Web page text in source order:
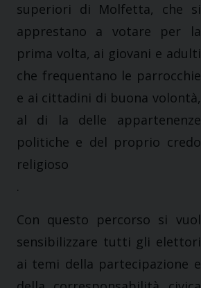
superiori di Molfetta, che si
apprestano a votare per la
prima volta, ai giovani e adulti
che frequentano le parrocchie
e ai cittadini di buona volontà,
al di la delle appartenenze
politiche e del proprio credo
religioso
.
Con questo percorso si vuol
sensibilizzare tutti gli elettori
ai temi della partecipazione e